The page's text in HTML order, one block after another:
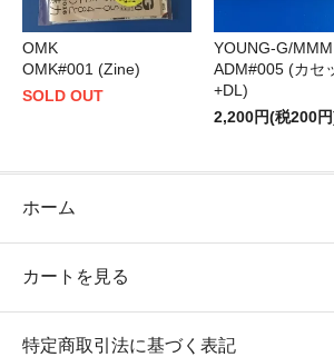
OMK
OMK#001 (Zine)
SOLD OUT
YOUNG-G/MMM
ADM#005 (カセ
+DL)
2,200円(税200
ホーム
カートを見る
特定商取引法に基づく表記